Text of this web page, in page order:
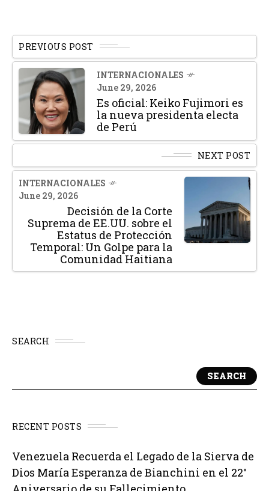
PREVIOUS POST
INTERNACIONALES
June 29, 2026
Es oficial: Keiko Fujimori es
la nueva presidenta electa
de Perú
NEXT POST
INTERNACIONALES
June 29, 2026
Decisión de la Corte
Suprema de EE.UU. sobre el
Estatus de Protección
Temporal: Un Golpe para la
Comunidad Haitiana
SEARCH
SEARCH
RECENT POSTS
Venezuela Recuerda el Legado de la Sierva de
Dios María Esperanza de Bianchini en el 22°